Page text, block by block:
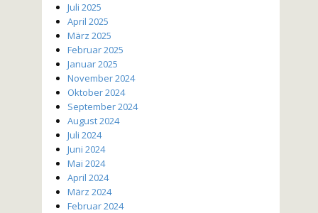
Juli 2025
April 2025
März 2025
Februar 2025
Januar 2025
November 2024
Oktober 2024
September 2024
August 2024
Juli 2024
Juni 2024
Mai 2024
April 2024
März 2024
Februar 2024